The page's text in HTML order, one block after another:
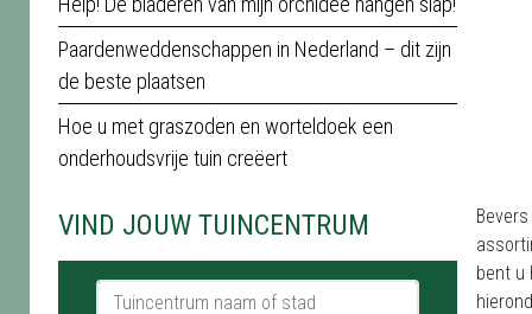
Paardenweddenschappen in Nederland – dit zijn
de beste plaatsen
Hoe u met graszoden en worteldoek een
onderhoudsvrije tuin creëert
VIND JOUW TUINCENTRUM
Tuincentrum naam of stad
bent u